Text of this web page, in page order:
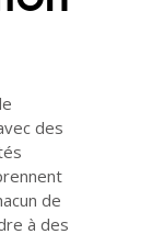
des
de
à des